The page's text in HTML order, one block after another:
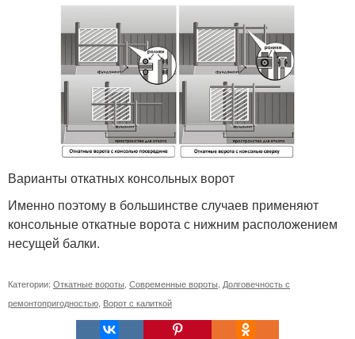
Варианты откатных консольных ворот
Именно поэтому в большинстве случаев применяют
консольные откатные ворота с нижним расположением
несущей балки.
Категории: Откатные вороты Современные вороты Долговечность с
ремонтопригодностью Ворот с калиткой